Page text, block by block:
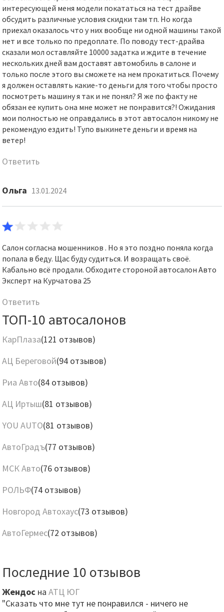
интересующей меня модели покататься на тест драйве
обсудить различные условия скидки там тп. Но когда
приехал оказалось что у них вообще ни одной машины такой
нет и все только по предоплате. По поводу тест-драйва
сказали мол оставляйте 10000 задатка и ждите в течение
нескольких дней вам доставят автомобиль в салоне и
только после этого вы сможете на нем прокатиться. Почему
я должен оставлять какие-то деньги для того чтобы просто
посмотреть машину я так и не понял? Я же по факту не
обязан ее купить она мне может не понравится?! Ожидания
мои полностью не оправдались в этот автосалон никому не
рекомендую ездить! Тупо выкинете деньги и время на
ветер!
Ответить
Ольга 13.01.2024
Салон согласна мошенников . Но я это поздно поняла когда
попала в беду. Щас буду судиться. И возращать своё.
Кабально всё продали. Обходите стороной автосалон Авто
Эксперт на Курчатова 25
Ответить
ТОП-10 автосалонов
КарПлаза(121 отзывов)
АЦ Береговой(94 отзывов)
Риа Авто(84 отзывов)
АЦ Иртыш(81 отзывов)
YOU AUTO(81 отзывов)
АвтоГрадъ(77 отзывов)
МСК Авто(76 отзывов)
РОЛЬФ(74 отзывов)
Новгород Автохаус(73 отзывов)
АвтоГермес(72 отзывов)
Последние 10 отзывов
Жендос наАТЦ ЮГ
"Сказать что мне тут не понравился - ничего не